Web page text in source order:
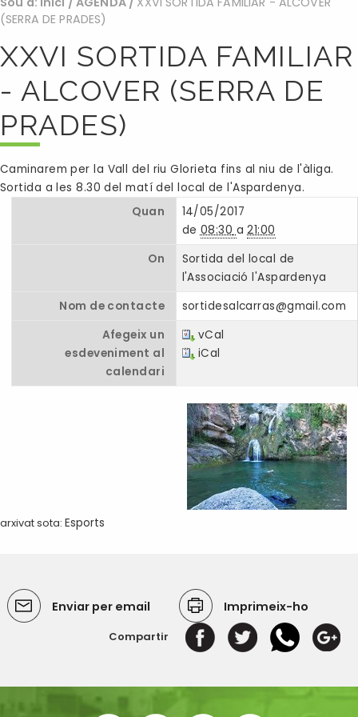
(SERRA DE PRADES)
XXVI SORTIDA FAMILIAR
- ALCOVER (SERRA DE
PRADES)
Caminarem per la Vall del riu Glorieta fins al niu de l'àliga.
Sortida a les 8.30 del matí del local de l'Aspardenya.
Quan
14/05/2017
de 08:30 a21:00
On
Sortida del local de
l'Associació l'Aspardenya
Nom de contacte
sortidesalcarras@gmail.com
Afegeix un
esdeveniment al
calendari
vCal
iCal
arxivat sota: Esports
Enviar per email Imprimeix-ho
Compartir